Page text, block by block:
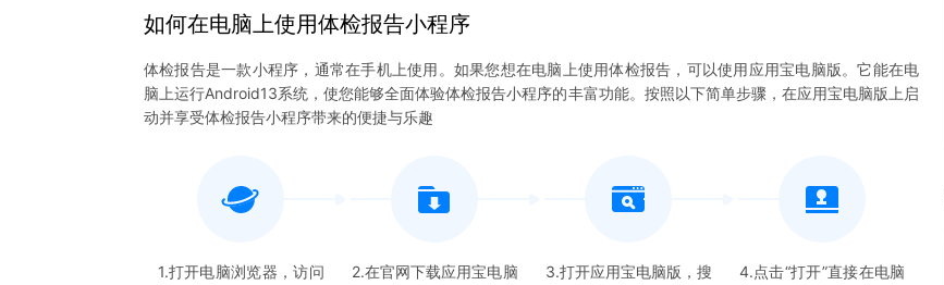
如何在电脑上使用体检报告小程序
体检报告是一款小程序，通常在手机上使用。如果您想在电脑上使用体检报告，可以使用应用宝电脑版。它能在电
脑上运行Android13系统，使您能够全面体验体检报告小程序的丰富功能。按照以下简单步骤，在应用宝电脑版上启
动并享受体检报告小程序带来的便捷与乐趣
1.打开电脑浏览器，访问
2.在官网下载应用宝电脑
3.打开应用宝电脑版，搜
4.点击“打开”直接在电脑